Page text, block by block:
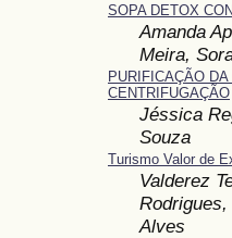
SOPA DETOX
Amanda
Meira,
PURIFICAÇÃO
CENTRIFUGAÇÃO
Jéssica
Souza
Turismo Valor de
Valderez
Alves